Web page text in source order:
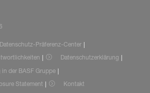
Datenschutz-Präferenz-Center
Datenschutzerklärung
der BASF Gruppe
Statement
Kontakt